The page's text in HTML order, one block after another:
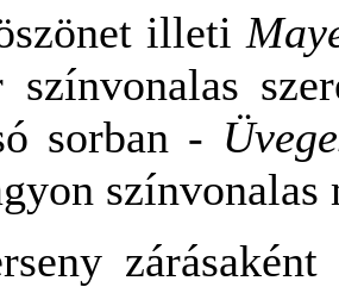
illeti
színvonalas
sorban -
színvonalas